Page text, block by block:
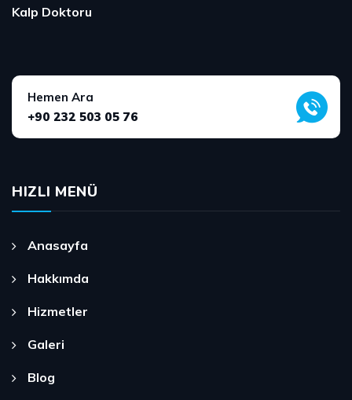
Kalp Doktoru
Hemen Ara
+90 232 503 05 76
HIZLI MENÜ
Anasayfa
Hakkımda
Hizmetler
Galeri
Blog